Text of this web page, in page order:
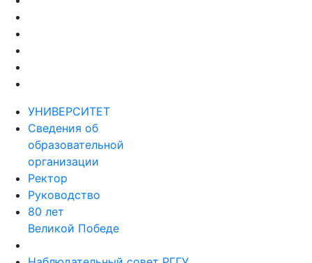
УНИВЕРСИТЕТ
Сведения об
образовательной
организации
Ректор
Руководство
80 лет
Великой Победе